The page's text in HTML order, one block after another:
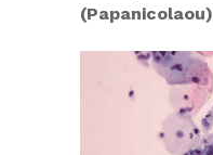
(Papanicolaou)